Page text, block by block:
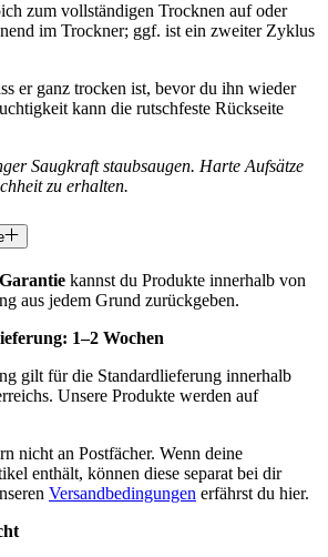
zum vollständigen Trocknen auf oder
im Trockner; ggf. ist ein zweiter Zyklus
er ganz trocken ist, bevor du ihn wieder
kann die rutschfeste Rückseite
Saugkraft staubsaugen. Harte Aufsätze
zu erhalten.
kannst du Produkte innerhalb von
aus jedem Grund zurückgeben.
1–2 Wochen
gilt für die Standardlieferung innerhalb
Unsere Produkte werden auf
nicht an Postfächer. Wenn deine
enthält, können diese separat bei dir
Versandbedingungen erfährst du hier.